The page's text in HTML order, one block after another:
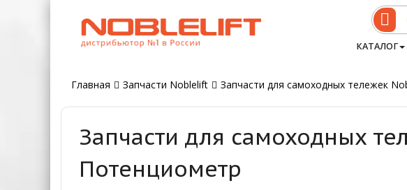
КАТАЛОГ
Главная Запчасти Noblelift Запчасти для самоходных тележек
Запчасти для самоходных
Потенциометр